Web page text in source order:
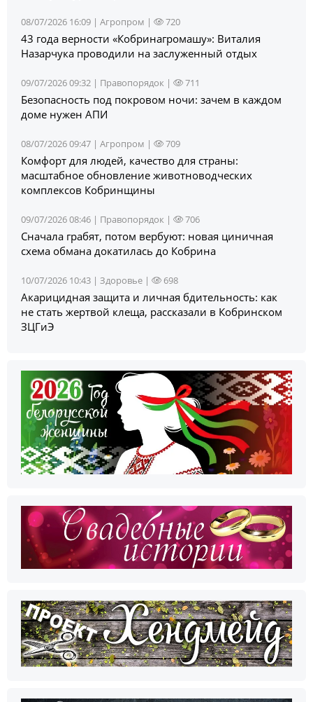
08/07/2026 16:09 | Агропром | 720
43 года верности «Кобринагромашу»: Виталия
Назарчука проводили на заслуженный отдых
09/07/2026 09:32 | Правопорядок | 711
Безопасность под покровом ночи: зачем в каждом
доме нужен АПИ
08/07/2026 09:47 | Агропром | 709
Комфорт для людей, качество для страны:
масштабное обновление животноводческих
комплексов Кобринщины
09/07/2026 08:46 | Правопорядок | 706
Сначала грабят, потом вербуют: новая циничная
схема обмана докатилась до Кобрина
10/07/2026 10:43 | Здоровье | 698
Акарицидная защита и личная бдительность: как
не стать жертвой клеща, рассказали в Кобринском
ЗЦГиЭ